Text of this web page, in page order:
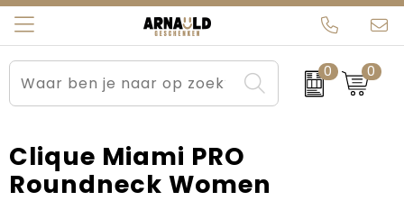
0 0
Relatiegeschenken
Sportkleding
Werkkleding
Beurs en Evenementen
Brievenbuspakketten
Carnaval
Arnauld Kerstpakketten
MijnEigenKadootje
Ons team
Contact
Blogs
Clique Miami PRO
Roundneck Women